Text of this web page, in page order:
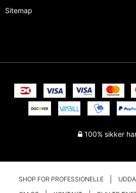
Sitemap
100% sikker
SHOP FOR PROFESSIONELLE